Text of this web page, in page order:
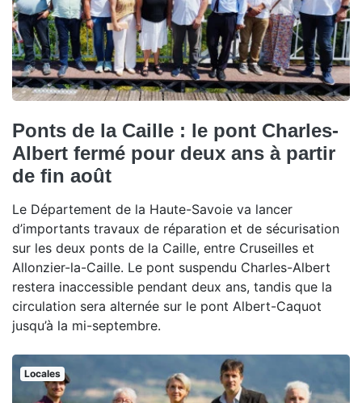
Ponts de la Caille : le pont Charles-
Albert fermé pour deux ans à partir
de fin août
Le Département de la Haute-Savoie va lancer
d’importants travaux de réparation et de sécurisation
sur les deux ponts de la Caille, entre Cruseilles et
Allonzier-la-Caille. Le pont suspendu Charles-Albert
restera inaccessible pendant deux ans, tandis que la
circulation sera alternée sur le pont Albert-Caquot
jusqu’à la mi-septembre.
Locales